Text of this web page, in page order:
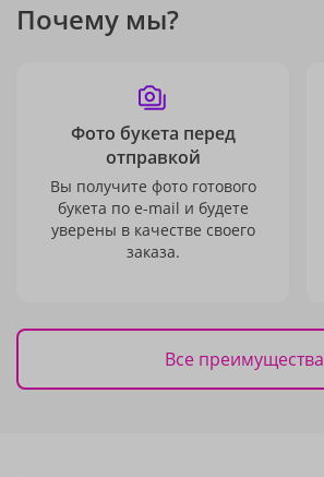
Почему мы?
Фото букета перед
отправкой
Вы получите фото готового
букета по e-mail и будете
уверены в качестве своего
заказа.
Все преимущества